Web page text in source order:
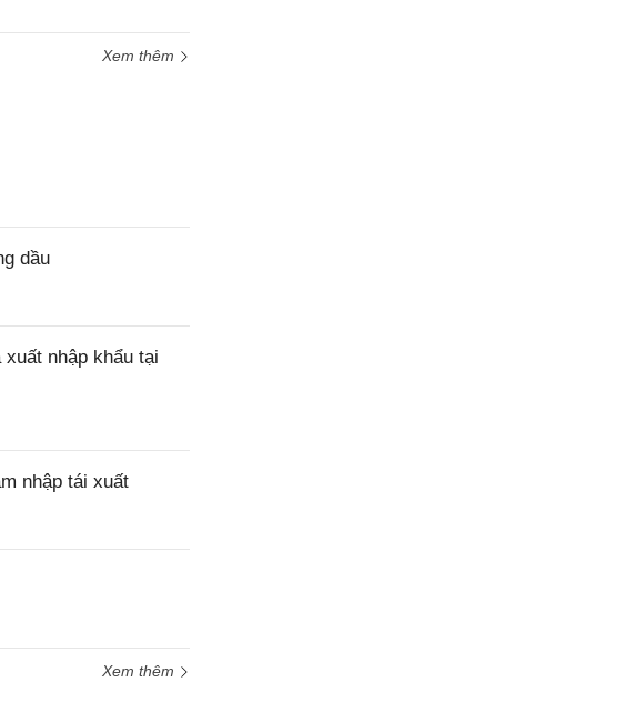
Xem thêm
dầu
nhập khẩu tại
nhập tái xuất
Xem thêm